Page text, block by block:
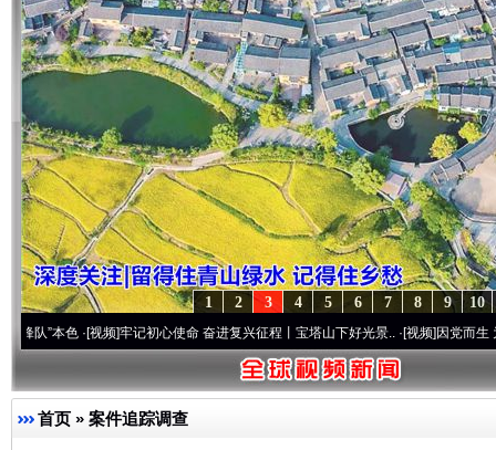
10
9
8
7
6
5
4
3
2
1
·[视频]牢记初心使命 奋进复兴征程丨宝塔山下好光景..·[视频]因党而生 为党而
首页 » 案件追踪调查